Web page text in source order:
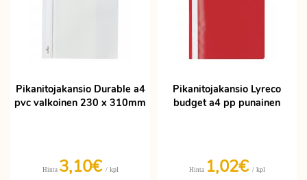
Pikanitojakansio Durable a4
pvc valkoinen 230 x 310mm
Hinta 3,10€ / kpl
Pikanitojakansio Lyreco
budget a4 pp punainen
Hinta 1,02€ / kpl